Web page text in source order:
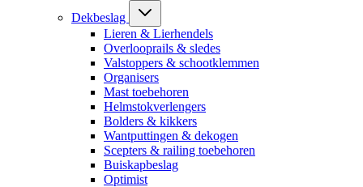
Dekbeslag
Lieren & Lierhendels
Overlooprails & sledes
Valstoppers & schootklemmen
Organisers
Mast toebehoren
Helmstokverlengers
Bolders & kikkers
Wantputtingen & dekogen
Scepters & railing toebehoren
Buiskapbeslag
Optimist